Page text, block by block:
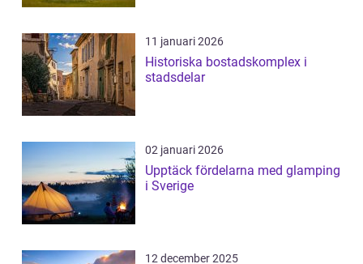
11 januari 2026
Historiska bostadskomplex i
stadsdelar
02 januari 2026
Upptäck fördelarna med glamping
i Sverige
12 december 2025